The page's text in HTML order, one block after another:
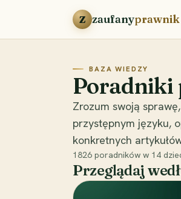
Przejdź do treści
Z zaufanyprawnik
BAZA WIEDZY
Poradniki
Zrozum swoją
przystępnym języku,
konkretnych
1826 poradników w 14
Przeglądaj